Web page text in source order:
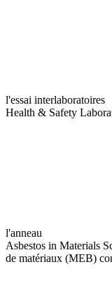
l'essai interlaboratoires
Health & Safety
l'anneau
Asbestos in Materials
de matériaux (MEB)